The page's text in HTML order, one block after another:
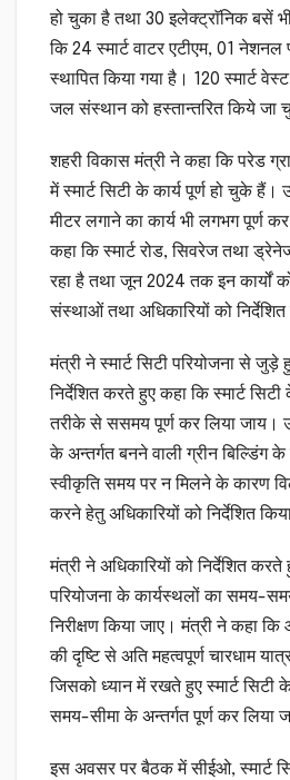
हो चुका है तथा 30 इलेक्ट्राॅनिक बसें
कि 24 स्मार्ट वाटर एटीएम, 01
स्थापित किया गया है। 120 स्मार्ट
जल संस्थान को हस्तान्तरित किये जा
शहरी विकास मंत्री ने कहा कि परेड
में स्मार्ट सिटी के कार्य पूर्ण हो चुके हैं।
मीटर लगाने का कार्य भी लगभग पूर्ण
कहा कि स्मार्ट रोड, सिवरेज तथा
रहा है तथा जून 2024 तक इन कार्यों
संस्थाओं तथा अधिकारियों को निर्देशित
मंत्री ने स्मार्ट सिटी परियोजना से जुड़े
निर्देशित करते हुए कहा कि स्मार्ट सिटी
तरीके से ससमय पूर्ण कर लिया जाय।
के अन्तर्गत बनने वाली ग्रीन बिल्डिंग के
स्वीकृति समय पर न मिलने के कारण
करने हेतु अधिकारियों को निर्देशित
मंत्री ने अधिकारियों को निर्देशित करते
परियोजना के कार्यस्थलों का समय-समय
निरीक्षण किया जाए। मंत्री ने कहा
की दृष्टि से अति महत्वपूर्ण चारधाम
जिसको ध्यान में रखते हुए स्मार्ट सिटी
समय-सीमा के अन्तर्गत पूर्ण कर लिया
इस अवसर पर बैठक में सीईओ, स्मार्ट